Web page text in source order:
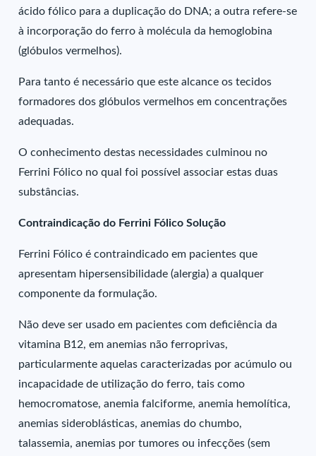
ácido fólico para a duplicação do DNA; a outra refere-se
à incorporação do ferro à molécula da hemoglobina
(glóbulos vermelhos).
Para tanto é necessário que este alcance os tecidos
formadores dos glóbulos vermelhos em concentrações
adequadas.
O conhecimento destas necessidades culminou no
Ferrini Fólico no qual foi possível associar estas duas
substâncias.
Contraindicação do Ferrini Fólico Solução
Ferrini Fólico é contraindicado em pacientes que
apresentam hipersensibilidade (alergia) a qualquer
componente da formulação.
Não deve ser usado em pacientes com deficiência da
vitamina B12, em anemias não ferroprivas,
particularmente aquelas caracterizadas por acúmulo ou
incapacidade de utilização do ferro, tais como
hemocromatose, anemia falciforme, anemia hemolítica,
anemias sideroblásticas, anemias do chumbo,
talassemia, anemias por tumores ou infecções (sem